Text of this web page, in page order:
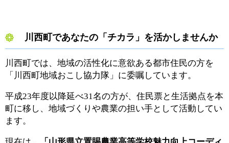
川西町であなたの「チカラ」を活かしませんか
川西町では、地域の活性化に意欲ある都市住民の方を
「川西町地域おこし協力隊」に委嘱しています。
平成23年度以降延べ31名の方が、住民票と生活拠点を本
町に移し、地域づくりや農業の担い手として活動してい
ます。